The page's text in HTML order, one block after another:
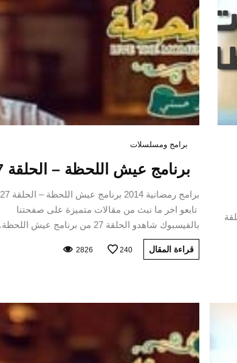
2 – الحلقة
برامج ومسلسلات
برنامج عيش اللحظة – الحلقة 27
برامج رمضانية 2014 برنامج عيش اللحظة – الحلقة 27
تابعو اخر ما نبث من مقالات متميزة على صفحتنا
بالفيسبوك شاهدو الحلقة 27 من برنامج عيش اللحظة…
قراءة المقال 240
2826